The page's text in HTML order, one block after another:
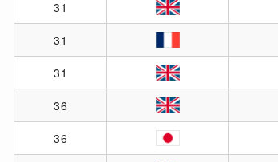
31
31
31
36
36